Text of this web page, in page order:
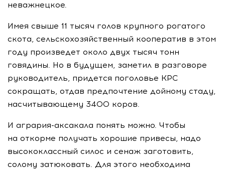
неважнецкое.
Имея свыше 11 тысяч голов крупного рогатого
скота, сельскохозяйственный кооператив в этом
году произведет около двух тысяч тонн
говядины. Но в будущем, заметил в разговоре
руководитель, придется поголовье КРС
сокращать, отдав предпочтение дойному стаду,
насчитывающему 3400 коров.
И агрария-аксакала понять можно. Чтобы
на откорме получать хорошие привесы, надо
высококлассный силос и сенаж заготовить,
солому затюковать. Для этого необходима